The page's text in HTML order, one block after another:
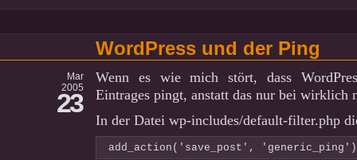
WordPress und der Ping
Mar
2005
23
Wenn es wie mich stört, dass
Eintrages pingt, anstatt das nur bei wirklich
In der Datei wp-includes/default-filter.php
add_action('save_post',